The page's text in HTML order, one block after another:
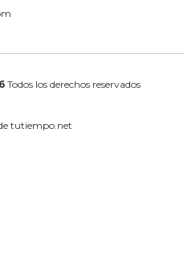
Todos los derechos reservados
tutiempo.net